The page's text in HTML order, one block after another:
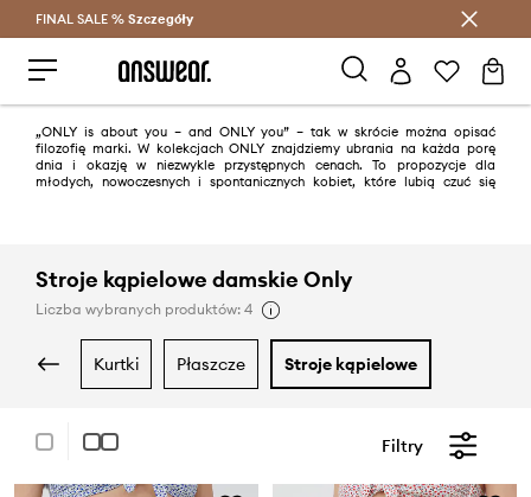
Oszczędzaj z Answear Club >
FINAL SALE % Szczegóły
„ONLY is about you – and ONLY you” – tak w skrócie można opisać
filozofię marki. W kolekcjach ONLY znajdziemy ubrania na każda porę
dnia i okazję w niezwykle przystępnych cenach. To propozycje dla
młodych, nowoczesnych i spontanicznych kobiet, które lubią czuć się
Stroje kąpielowe damskie Only
Liczba wybranych produktów: 4
kurtki płaszcze stroje kąpielowe
Filtry